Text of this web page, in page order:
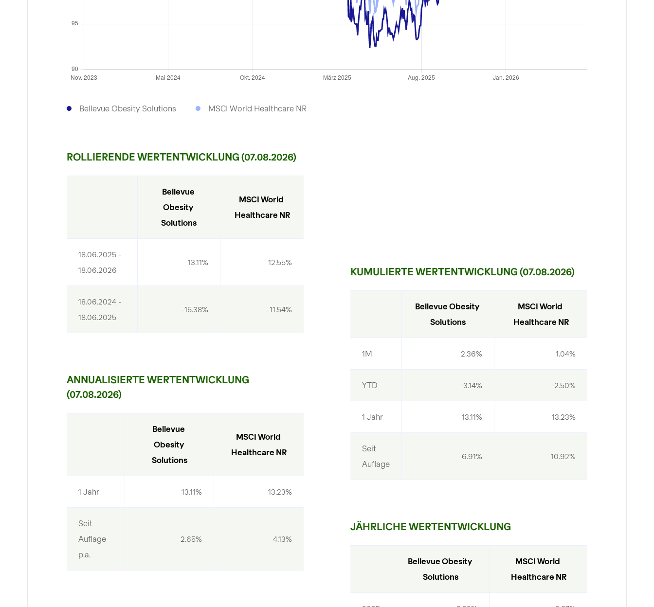
Bellevue Obesity Solutions MSCI World Healthcare NR
ROLLIERENDE WERTENTWICKLUNG (07.08.2026)
Bellevue
Obesity
Solutions
MSCI World
Healthcare NR
18.06.2025 -
18.06.2026
13.11% 12.55%
18.06.2024 -
18.06.2025
-15.38% -11.54%
ANNUALISIERTE WERTENTWICKLUNG
(07.08.2026)
Bellevue
Obesity
Solutions
MSCI World
Healthcare NR
1 Jahr 13.11% 13.23%
Seit
Auflage
p.a.
2.65% 4.13%
KUMULIERTE WERTENTWICKLUNG (07.08.2026)
Bellevue Obesity
Solutions
MSCI World
Healthcare NR
1M 2.36% 1.04%
YTD -3.14% -2.50%
1 Jahr 13.11% 13.23%
Seit
Auflage
6.91% 10.92%
JÄHRLICHE WERTENTWICKLUNG
Bellevue Obesity
Solutions
MSCI World
Healthcare NR